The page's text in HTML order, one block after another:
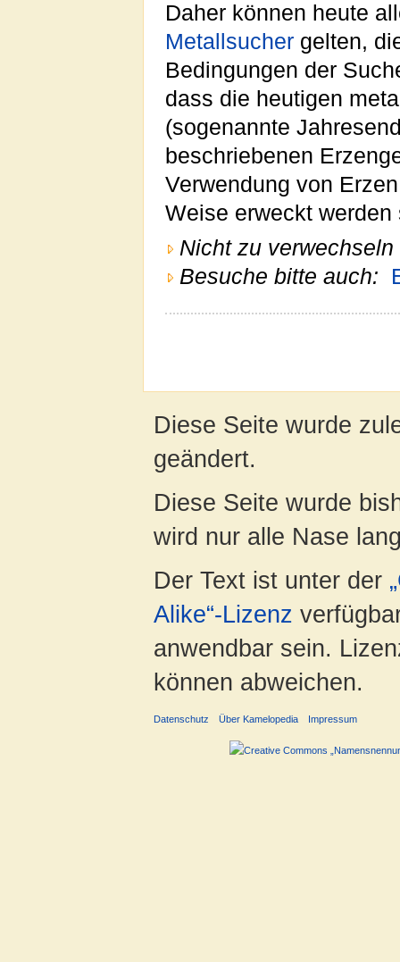
Daher können heute
Metallsucher gelten,
Bedingungen der
dass die heutigen
(sogenannte
beschriebenen
Verwendung von
Weise erweckt werden
Nicht zu verwechseln
Besuche bitte auch:
Diese Seite wurde
geändert.
Diese Seite wurde
wird nur alle Nase
Der Text ist unter der
Alike“-Lizenz
anwendbar sein.
können abweichen.
Datenschutz Über Kamelopedia Impressum